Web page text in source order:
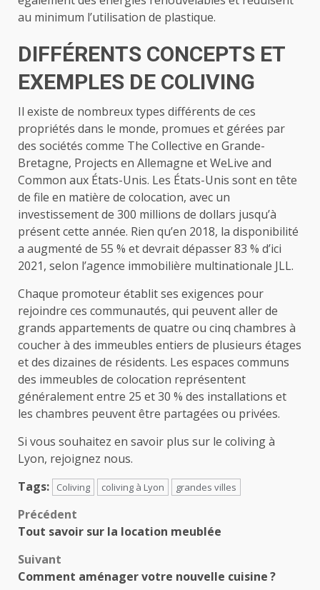
au minimum l’utilisation de plastique.
DIFFÉRENTS CONCEPTS ET
EXEMPLES DE COLIVING
Il existe de nombreux types différents de ces
propriétés dans le monde, promues et gérées par
des sociétés comme The Collective en Grande-
Bretagne, Projects en Allemagne et WeLive and
Common aux États-Unis. Les États-Unis sont en tête
de file en matière de colocation, avec un
investissement de 300 millions de dollars jusqu’à
présent cette année. Rien qu’en 2018, la disponibilité
a augmenté de 55 % et devrait dépasser 83 % d’ici
2021, selon l’agence immobilière multinationale JLL.
Chaque promoteur établit ses exigences pour
rejoindre ces communautés, qui peuvent aller de
grands appartements de quatre ou cinq chambres à
coucher à des immeubles entiers de plusieurs étages
et des dizaines de résidents. Les espaces communs
des immeubles de colocation représentent
généralement entre 25 et 30 % des installations et
les chambres peuvent être partagées ou privées.
Si vous souhaitez en savoir plus sur le coliving à
Lyon, rejoignez nous.
Tags:
Coliving coliving à Lyon grandes villes
Navigation
Précédent
Tout savoir sur la location meublée
Suivant
Comment aménager votre nouvelle cuisine ?